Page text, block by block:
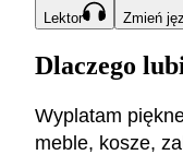
Lektor Zmień
Dlaczego
Wyplatam
meble, kosze,